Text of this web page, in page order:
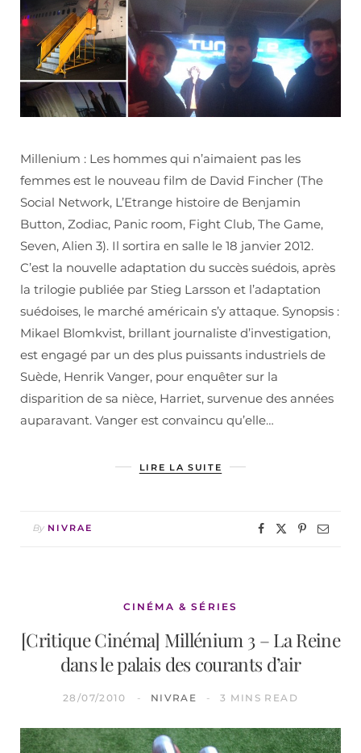
Millenium : Les hommes qui n’aimaient pas les
femmes est le nouveau film de David Fincher (The
Social Network, L’Etrange histoire de Benjamin
Button, Zodiac, Panic room, Fight Club, The Game,
Seven, Alien 3). Il sortira en salle le 18 janvier 2012.
C’est la nouvelle adaptation du succès suédois, après
la trilogie publiée par Stieg Larsson et l’adaptation
suédoises, le marché américain s’y attaque. Synopsis :
Mikael Blomkvist, brillant journaliste d’investigation,
est engagé par un des plus puissants industriels de
Suède, Henrik Vanger, pour enquêter sur la
disparition de sa nièce, Harriet, survenue des années
auparavant. Vanger est convaincu qu’elle…
LIRE LA SUITE
By NIVRAE
CINÉMA & SÉRIES
[Critique Cinéma] Millénium 3 – La Reine
dans le palais des courants d’air
28/07/2010 NIVRAE 3 MINS READ